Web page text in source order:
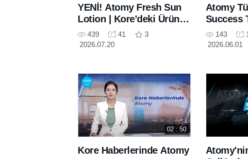
YENİ! Atomy Fresh Sun
Lotion | Kore'deki Ürün
Uzmanımız
Anlatıyor(Yapay Zeka
439 41
3
2026.07.20
Atomy
Success
143
2026.06.01
02 : 50
Kore Haberlerinde Atomy